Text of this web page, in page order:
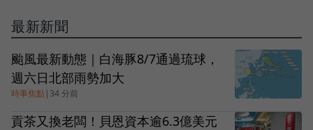
最新新聞
颱風最新動態｜白海豚8/7通過琉球，
週六日北部雨勢加大
時事焦點 | 34 分前
貢茶又換老闆！貝恩資本逾6.3億美元